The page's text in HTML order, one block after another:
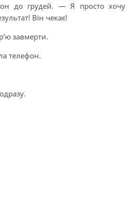
до грудей. — Я просто хочу
Він чекає!
завмерти.
телефон.